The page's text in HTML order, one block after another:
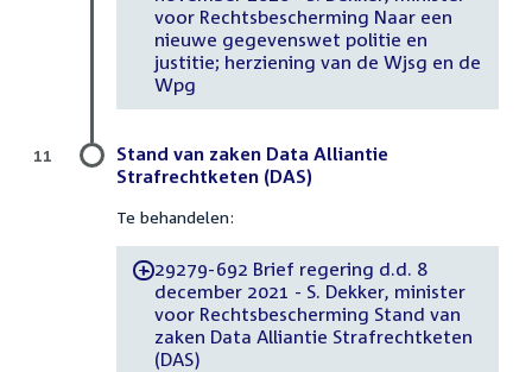
voor Rechtsbescherming Naar een
nieuwe gegevenswet politie en
justitie; herziening van de Wjsg en de
Wpg
Stand van zaken Data Alliantie
Strafrechtketen (DAS)
Te behandelen:
-29279-692 Brief regering d.d. 8
december 2021 - S. Dekker, minister
voor Rechtsbescherming Stand van
zaken Data Alliantie Strafrechtketen
(DAS)
11